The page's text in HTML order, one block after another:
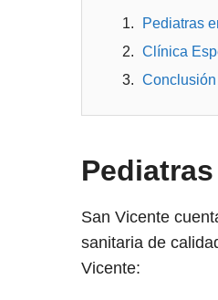
Pediatras
Clínica
Conclusión
San Vicente
sanitaria de
Vicente: